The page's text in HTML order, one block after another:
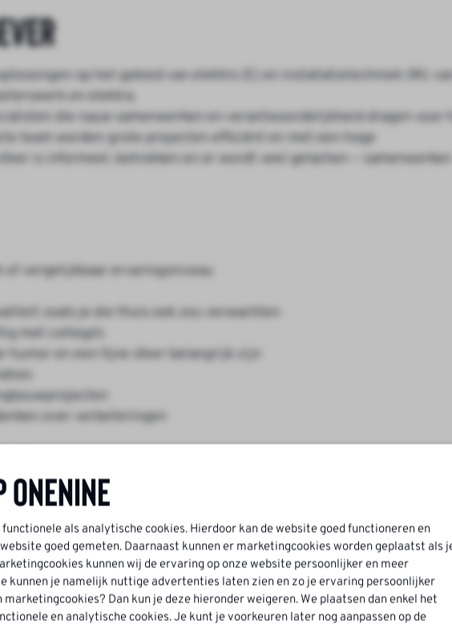
op het gebied van elektro (E) en installatietechniek (W):
en elektra.
die nauw samenwerken en verantwoordelijkheid dragen voor
team worden grote projecten efficiënt en met een hoge
is informeel, betrokken en er wordt veel gelachen — samenwerken
vergelijkbaar ervaringsniveau
zoals je die thuis ook zou verwachten
met collega’s
humor en een fijne sfeer belangrijk zijn
over verbeteringen
– €3.600 bruto per maand (afhankelijk van kennis en ervaring)
pakket werkkleding
persoonlijk ontwikkelplan
werksfeer
Onenine
als analytische cookies. Hierdoor kan de website goed functioneren en
goed gemeten. Daarnaast kunnen er marketingcookies worden geplaatst als
kunnen wij de ervaring op onze website persoonlijker en meer
kunnen je namelijk nuttige advertenties laten zien en zo je ervaring persoonlijker
marketingcookies? Dan kun je deze hieronder weigeren. We plaatsen dan enkel het
en analytische cookies. Je kunt je voorkeuren later nog aanpassen op de